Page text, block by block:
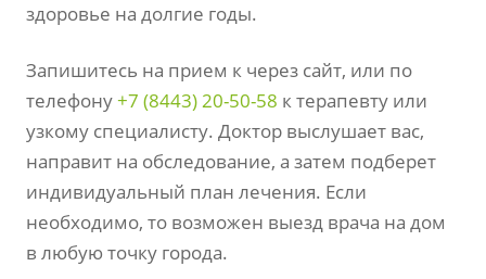
здоровье на долгие годы.
Запишитесь на прием к через сайт, или по
телефону+7 (8443) 20-50-58 к терапевту или
узкому специалисту. Доктор выслушает вас,
направит на обследование, а затем подберет
индивидуальный план лечения. Если
необходимо, то возможен выезд врача на дом
в любую точку города.